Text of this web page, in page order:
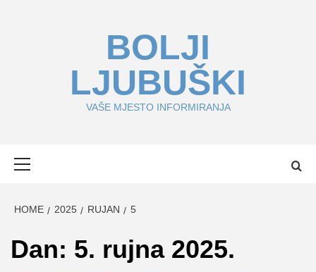
BOLJI
LJUBUŠKI
VAŠE MJESTO INFORMIRANJA
HOME 2025 RUJAN 5
Dan: 5. rujna 2025.